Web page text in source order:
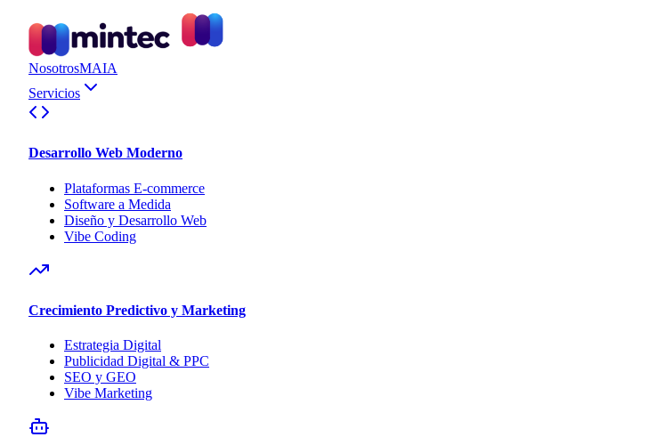
NosotrosMAIA
Servicios
Desarrollo Web Moderno
Plataformas E-commerce
Software a Medida
Diseño y Desarrollo Web
Vibe Coding
Crecimiento Predictivo y Marketing
Estrategia Digital
Publicidad Digital & PPC
SEO y GEO
Vibe Marketing